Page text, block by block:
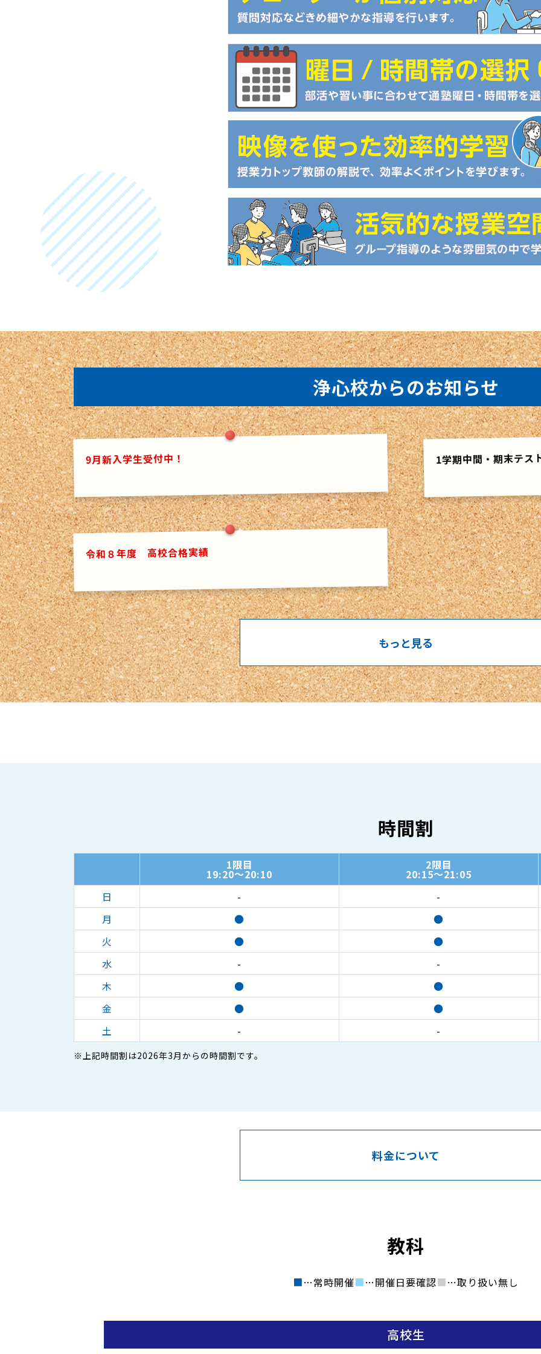
浄心校からのお知らせ
9月新入学生受付中！ 1学期中間・期末テス
令和８年度 高校合格実績
もっと見る
時間割
1限目
19:20～20:10
2限目
20:15～21:05
日
-
-
月
●
●
火
●
●
水
-
-
木
●
●
金
●
●
土
- -
※上記時間割は2026年3月からの時間割です。
料金について
教科
■…常時開催■…開催日要確認■…取り扱い無し
高校生